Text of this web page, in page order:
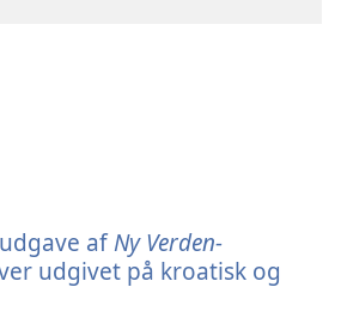
afNy Verden-
udgivet på kroatisk og